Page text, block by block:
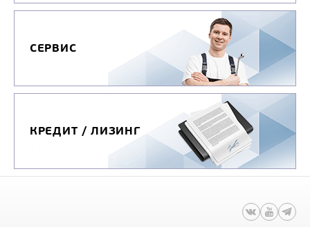
СЕРВИС
КРЕДИТ / ЛИЗИНГ